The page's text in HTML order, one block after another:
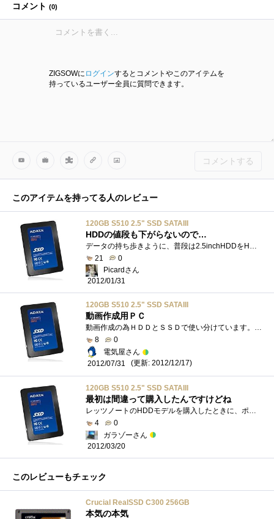
コメント (0)
ZIGSOWに ログインするとコメントやこのアイテムを
持っているユーザー全員に質問できます。
コメントする
このアイテムを持ってる人のレビュー
120GB S510 2.5" SSD SATAIII
HDDの値段も下がらないので…
データの持ち歩きように、普段は2.5inchHDDをHDDケースに入れて持ち歩くのですが、タイ洪水以来、HDDはなかなか価格が戻らないし、SSDの方が、衝撃�...
21
0
Picardさん
2012/01/31
120GB S510 2.5" SSD SATAIII
動画作成用ＰＣ
動画作成の為ＨＤＤとＳＳＤで使い分けています。動画の編集ではソフト自体が重かったり、操作環境的に問題が起こるとデータの欠損などがあ�...
8
0
電気屋さん
2012/07/31
(更新: 2012/12/17)
120GB S510 2.5" SSD SATAIII
最初は間違って購入したんですけどね
レッツノートのHDDモデルを購入したときに、ポイントを利用して購入しました。もちろん目的はSSDへ換装するためです。しかし、レッツノートSX1�...
4
0
ガラゾーさん
2012/03/20
このレビューもチェック
Crucial RealSSD C300 256GB
本気の本気